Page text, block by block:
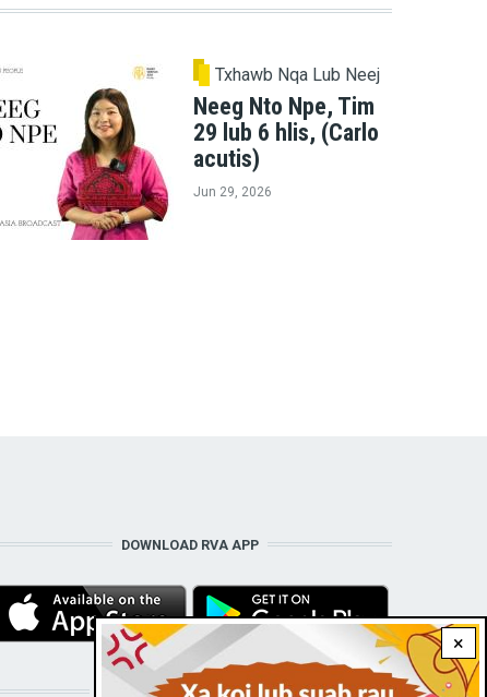
Txhawb Nqa Lub Neej
Neeg Nto Npe, Tim
29 lub 6 hlis, (Carlo
acutis)
Jun 29, 2026
×
DOWNLOAD RVA APP
STAY CONNECTED WITH US!